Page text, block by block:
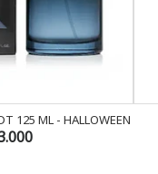
125 ML - HALLOWEEN